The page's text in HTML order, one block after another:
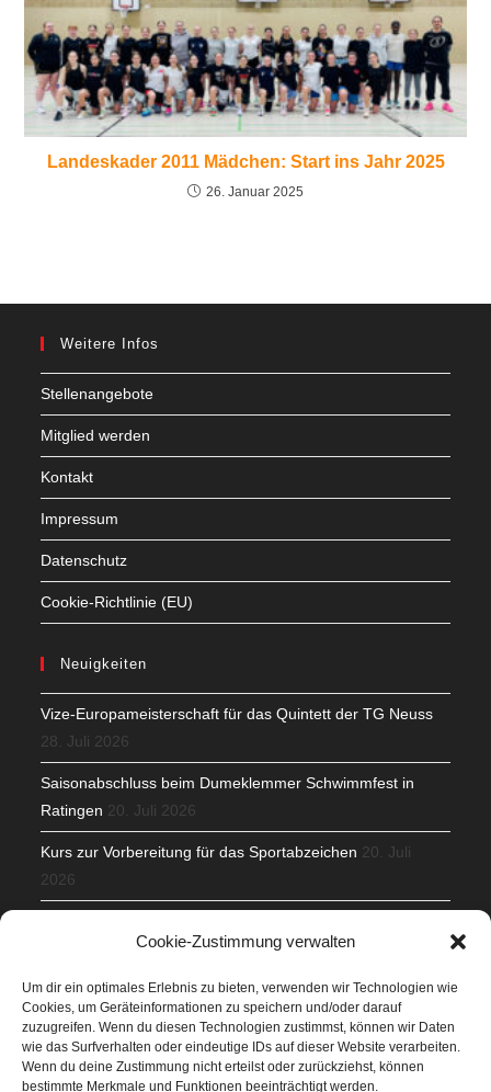
Cookie-Zustimmung verwalten
Um dir ein optimales Erlebnis zu bieten, verwenden wir Technologien wie
Cookies, um Geräteinformationen zu speichern und/oder darauf
zuzugreifen. Wenn du diesen Technologien zustimmst, können wir Daten
wie das Surfverhalten oder eindeutige IDs auf dieser Website verarbeiten.
Wenn du deine Zustimmung nicht erteilst oder zurückziehst, können
bestimmte Merkmale und Funktionen beeinträchtigt werden.
Landeskader 2011 Mädchen: Start ins Jahr 2025
26. Januar 2025
Weitere Infos
Stellenangebote
Mitglied werden
Kontakt
Impressum
Datenschutz
Cookie-Richtlinie (EU)
Neuigkeiten
Vize-Europameisterschaft für das Quintett der TG Neuss
28. Juli 2026
Saisonabschluss beim Dumeklemmer Schwimmfest in
Ratingen 20. Juli 2026
Kurs zur Vorbereitung für das Sportabzeichen 20. Juli
2026
Veranstaltungen
Höffner Run